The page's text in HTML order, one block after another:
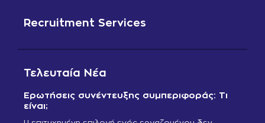
Recruitment Services
Τελευταία Νέα
Ερωτήσεις συνέντευξης συμπεριφοράς: Τι
είναι;